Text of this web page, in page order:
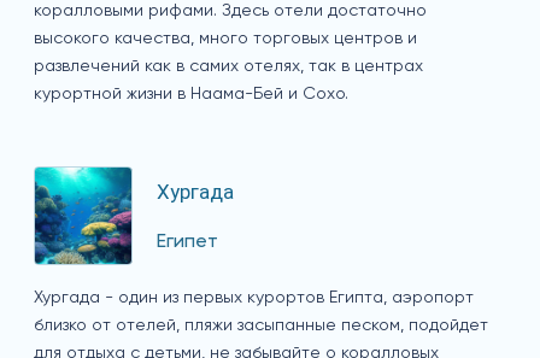
коралловыми рифами. Здесь отели достаточно
высокого качества, много торговых центров и
развлечений как в самих отелях, так в центрах
курортной жизни в Наама-Бей и Сохо.
Хургада
Египет
Хургада - один из первых курортов Египта, аэропорт
близко от отелей, пляжи засыпанные песком, подойдет
для отдыха с детьми, не забывайте о коралловых